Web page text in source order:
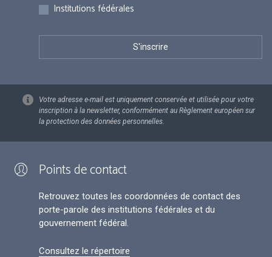
Institutions fédérales
Votre adresse e-mail est uniquement conservée et utilisée pour votre
inscription à la newsletter, conformément au Règlement européen sur
la protection des données personnelles.
Points de contact
Retrouvez toutes les coordonnées de contact des
porte-parole des institutions fédérales et du
gouvernement fédéral.
Consultez le répertoire